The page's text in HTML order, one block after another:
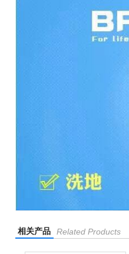
相关产品 Related Products